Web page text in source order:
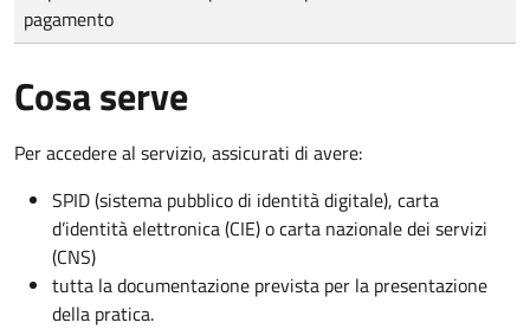
pagamento
Cosa serve
Per accedere al servizio, assicurati di avere:
SPID (sistema pubblico di identità digitale), carta
d’identità elettronica (CIE) o carta nazionale dei servizi
(CNS)
tutta la documentazione prevista per la presentazione
della pratica.